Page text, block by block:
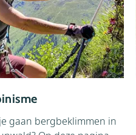
gaan bergbeklimmen in